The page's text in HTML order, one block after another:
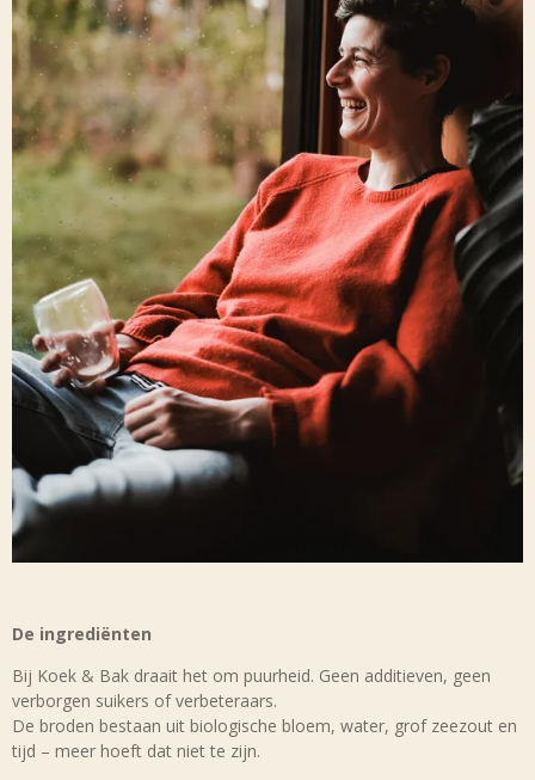
De ingrediënten
Bij Koek & Bak draait het om puurheid. Geen additieven, geen
verborgen suikers of verbeteraars.
De broden bestaan uit biologische bloem, water, grof zeezout en
tijd – meer hoeft dat niet te zijn.